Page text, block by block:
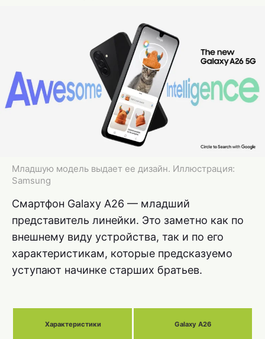
Младшую модель выдает ее дизайн. Иллюстрация:
Samsung
Смартфон Galaxy A26 — младший
представитель линейки. Это заметно как по
внешнему виду устройства, так и по его
характеристикам, которые предсказуемо
уступают начинке старших братьев.
Характеристики Galaxy A26